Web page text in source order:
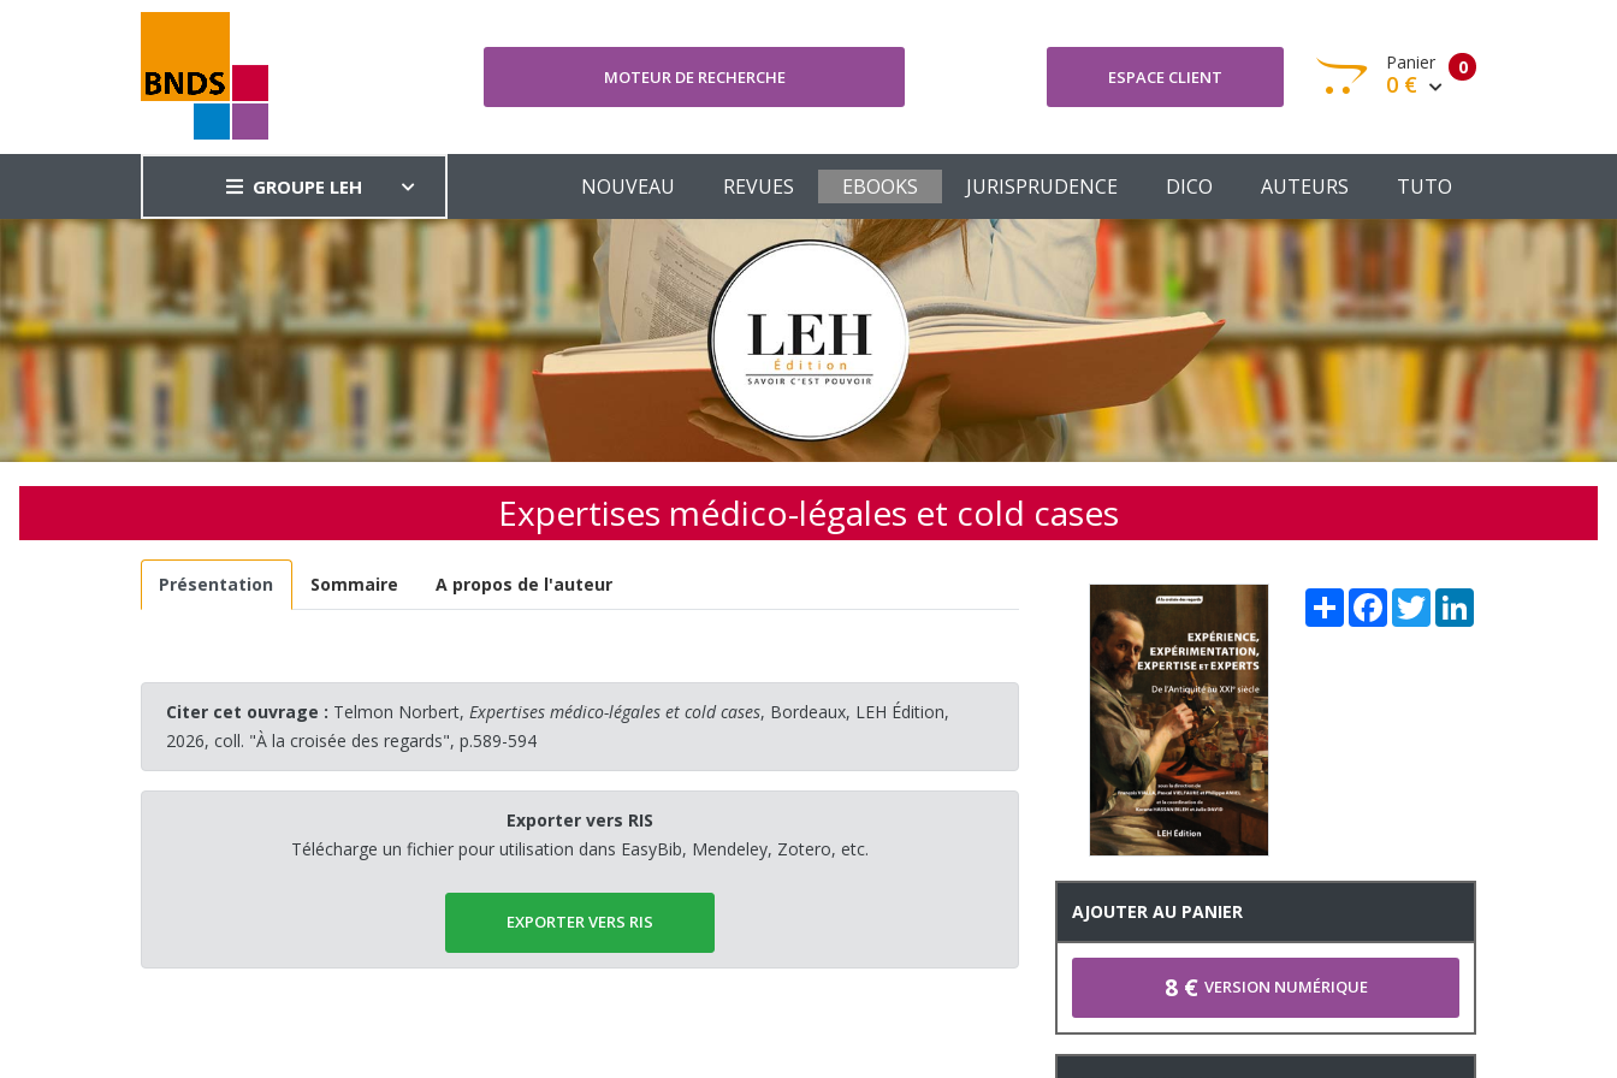
MOTEUR DE RECHERCHE ESPACE CLIENT 0
Panier
0 €
Votre panier est vide
Votre Panier Commander
GROUPE LEH NOUVEAU REVUES EBOOKS JURISPRUDENCE DICO AUTEURS TUTO
Expertises médico-légales et cold cases
Présentation Sommaire A propos de l'auteur
Citer cet ouvrage : Telmon Norbert, Expertises médico-légales et cold cases, Bordeaux, LEH Édition,
2026, coll. "À la croisée des regards", p.589-594
Exporter vers RIS
Télécharge un fichier pour utilisation dans EasyBib, Mendeley, Zotero, etc.
EXPORTER VERS RIS
Share FacebookTwitter
AJOUTER AU PANIER
8 € VERSION NUMÉRIQUE